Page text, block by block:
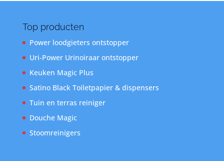
Top producten
Power loodgieters ontstopper
Uri-Power Urinoiraar ontstopper
Keuken Magic Plus
Satino Black Toiletpapier & dispensers
Tuin en terras reiniger
Douche Magic
Stoomreinigers